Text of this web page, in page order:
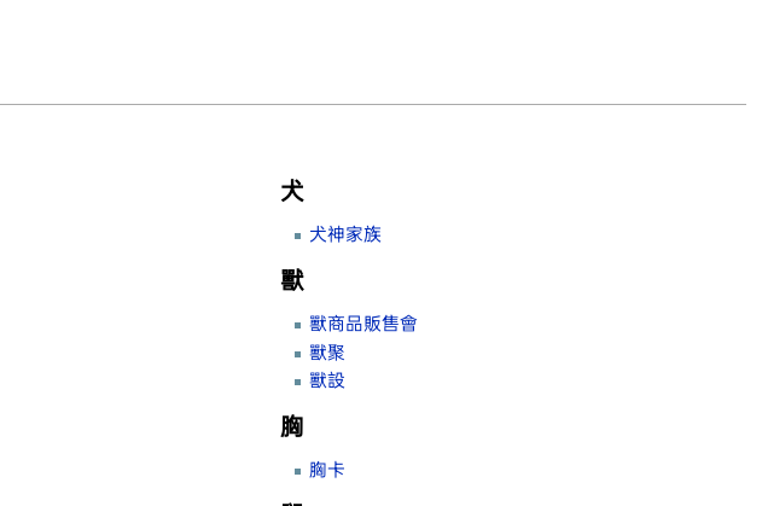
犬
犬神家族
獸
獸商品販售會
獸聚
獸設
胸
胸卡